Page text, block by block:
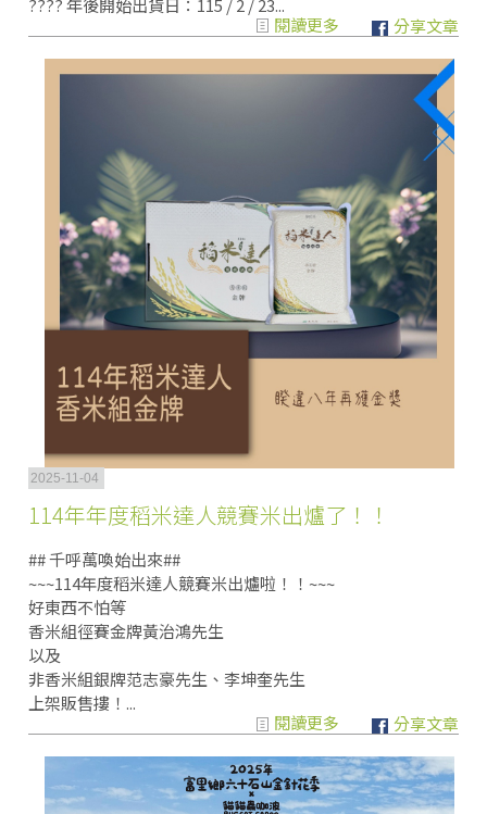
閱讀更多
分享文章
2025-11-04
114年年度稻米達人競賽米出爐了！！
## 千呼萬喚始出來##
~~~114年度稻米達人競賽米出爐啦！！~~~
好東西不怕等
香米組徑賽金牌黃治鴻先生
以及
非香米組銀牌范志豪先生、李坤奎先生
上架販售摟！...
閱讀更多
分享文章